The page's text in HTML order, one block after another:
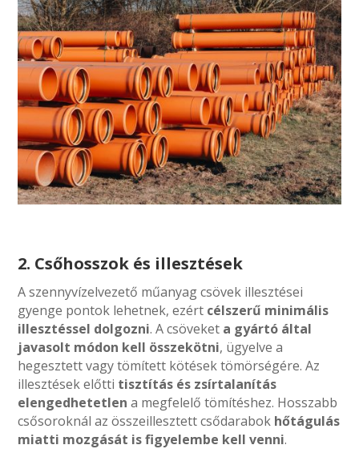
2. Csőhosszok és illesztések
A szennyvízelvezető műanyag csövek illesztései
gyenge pontok lehetnek, ezért célszerű minimális
illesztéssel dolgozni. A csöveket a gyártó által
javasolt módon kell összekötni, ügyelve a
hegesztett vagy tömített kötések tömörségére. Az
illesztések előtti tisztítás és zsírtalanítás
elengedhetetlen a megfelelő tömítéshez. Hosszabb
csősoroknál az összeillesztett csődarabok hőtágulás
miatti mozgását is figyelembe kell venni.